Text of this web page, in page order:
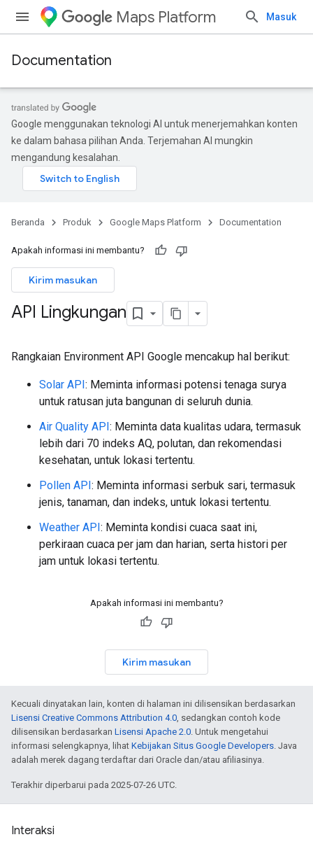
Maps Platform Masuk
Documentation
Google menggunakan teknologi AI untuk menerjemahkan konten
ke dalam bahasa pilihan Anda. Terjemahan AI mungkin
mengandung kesalahan.
Beranda Produk Google Maps Platform Documentation
Apakah informasi ini membantu?
Kirim masukan
API Lingkungan
Rangkaian Environment API Google mencakup hal berikut:
Solar API: Meminta informasi potensi tenaga surya
untuk ratusan juta bangunan di seluruh dunia.
Air Quality API: Meminta data kualitas udara, termasuk
lebih dari 70 indeks AQ, polutan, dan rekomendasi
kesehatan, untuk lokasi tertentu.
Pollen API: Meminta informasi serbuk sari, termasuk
jenis, tanaman, dan indeks, untuk lokasi tertentu.
Weather API: Meminta kondisi cuaca saat ini,
perkiraan cuaca per jam dan harian, serta histori per
jam untuk lokasi tertentu.
Apakah informasi ini membantu?
Kirim masukan
Kecuali dinyatakan lain, konten di halaman ini dilisensikan berdasarkan
Lisensi Creative Commons Attribution 4.0, sedangkan contoh kode
dilisensikan berdasarkan Lisensi Apache 2.0. Untuk mengetahui
informasi selengkapnya, lihat Kebijakan Situs Google Developers. Java
adalah merek dagang terdaftar dari Oracle dan/atau afiliasinya.
Terakhir diperbarui pada 2025-07-26 UTC.
Interaksi